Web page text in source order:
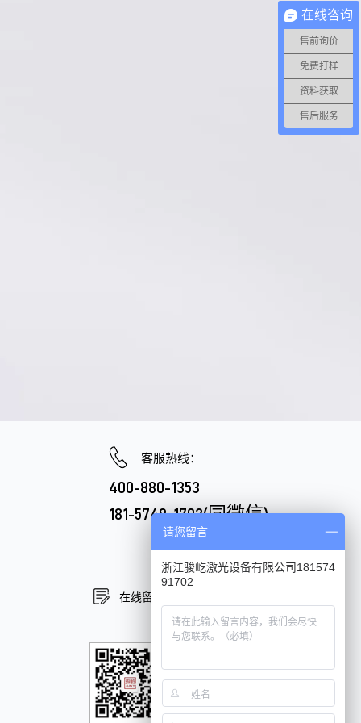
客服热线：
400-880-1353
181-5749-1702(同微信)
在线留言
在线咨询
售前询价
免费打样
资料获取
售后服务
请您留言
浙江骏屹激光设备有限公司181574
91702